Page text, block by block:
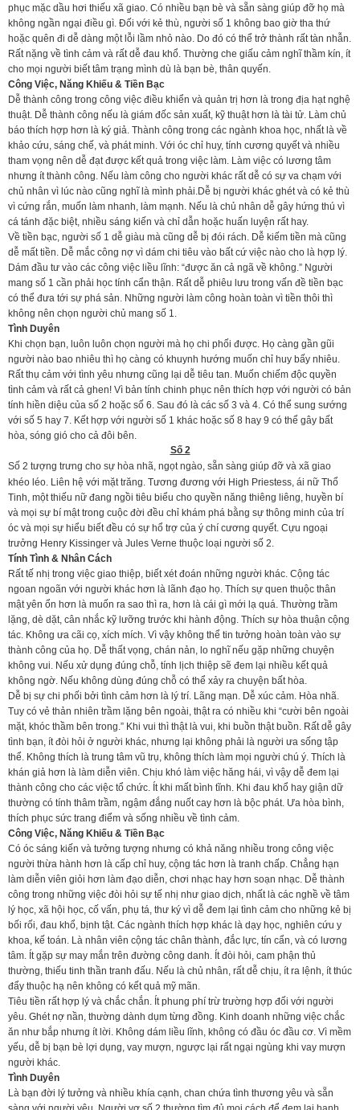
phục mặc dầu hơi thiếu xã giao. Có nhiều bạn bè và sẵn sàng giúp đỡ họ mà
không ngần ngại điều gì. Đối với kẻ thù, người số 1 không bao giờ tha thứ
hoặc quên đi dễ dàng một lỗi lầm nhỏ nào. Do đó có thể trở thành rất tàn nhẫn.
Rất nặng về tình cảm và rất dễ đau khổ. Thường che giấu cảm nghĩ thầm kín, ít
cho mọi người biết tâm trạng mình dù là bạn bè, thân quyến.
Công Việc, Năng Khiếu & Tiền Bạc
Dễ thành công trong công việc điều khiển và quản trị hơn là trong địa hạt nghệ
thuật. Dễ thành công nếu là giám đốc sản xuất, kỹ thuật hơn là tài tử. Làm chủ
báo thích hợp hơn là ký giả. Thành công trong các ngành khoa học, nhất là về
khảo cứu, sáng chế, và phát minh. Với óc chỉ huy, tính cương quyết và nhiều
tham vọng nên dễ đạt được kết quả trong việc làm. Làm việc có lương tâm
nhưng ít thành công. Nếu làm công cho người khác rất dễ có sự va chạm với
chủ nhân vì lúc nào cũng nghĩ là mình phải.Dễ bị người khác ghét và có kẻ thù
vì cứng rắn, muốn làm nhanh, làm mạnh. Nếu là chủ nhân dễ gây hứng thú vì
cá tánh đặc biệt, nhiều sáng kiến và chỉ dẫn hoặc huấn luyện rất hay.
Về tiền bạc, người số 1 dễ giàu mà cũng dễ bị đói rách. Dễ kiếm tiền mà cũng
dễ mất tiền. Dễ mắc công nợ vì dám chi tiêu vào bất cứ việc nào cho là hợp lý.
Dám đầu tư vào các công việc liều lĩnh: “được ăn cả ngã về không.” Người
mang số 1 cần phải học tính cẩn thận. Rất dễ phiêu lưu trong vấn đề tiền bạc
có thể đưa tới sự phá sản. Những người làm công hoàn toàn vì tiền thôi thì
không nên chọn người chủ mang số 1.
Tình Duyên
Khi chọn bạn, luôn luôn chọn người mà họ chi phối được. Họ càng gần gũi
người nào bao nhiêu thì họ càng có khuynh hướng muốn chỉ huy bấy nhiêu.
Rất thụ cảm với tình yêu nhưng cũng lại dễ tiêu tan. Muốn chiếm độc quyền
tình cảm và rất cả ghen! Vì bản tính chinh phục nên thích hợp với người có bản
tính hiền diệu của số 2 hoặc số 6. Sau đó là các số 3 và 4. Có thể sung sướng
với số 5 hay 7. Kết hợp với người số 1 khác hoặc số 8 hay 9 có thể gây bất
hòa, sóng gió cho cả đôi bên.
Số 2
Số 2 tượng trưng cho sự hòa nhã, ngọt ngào, sẵn sàng giúp đỡ và xã giao
khéo léo. Liên hệ với mặt trăng. Tương đương với High Priestess, ái nữ Thổ
Tinh, một thiếu nữ đang ngồi tiêu biểu cho quyền năng thiêng liêng, huyền bí
và mọi sự bí mật trong cuộc đời đều chỉ khám phá bằng sự thông minh của trí
óc và mọi sự hiểu biết đều có sự hổ trợ của ý chí cương quyết. Cựu ngoại
trưởng Henry Kissinger và Jules Verne thuộc loại người số 2.
Tính Tình & Nhân Cách
Rất tế nhị trong việc giao thiệp, biết xét đoán những người khác. Cộng tác
ngoan ngoãn với người khác hơn là lãnh đạo họ. Thích sự quen thuộc thân
mật yên ổn hơn là muốn ra sao thì ra, hơn là cái gì mới lạ quá. Thường trầm
lặng, dè dặt, cân nhắc kỹ lưỡng trước khi hành động. Thích sự hòa thuận cộng
tác. Không ưa cãi cọ, xích mích. Vì vậy không thể tin tưởng hoàn toàn vào sự
thành công của họ. Dễ thất vọng, chán nản, lo nghĩ nếu gặp những chuyện
không vui. Nếu xử dụng đúng chỗ, tính lịch thiệp sẽ đem lại nhiều kết quả
không ngờ. Nếu không dùng đúng chỗ có thể xảy ra chuyện bất hòa.
Dễ bị sự chi phối bởi tình cảm hơn là lý trí. Lãng mạn. Dễ xúc cảm. Hòa nhã.
Tuy có vẻ thản nhiên trầm lặng bên ngoài, thật ra có nhiều khi “cười bên ngoài
mặt, khóc thầm bên trong.” Khi vui thì thật là vui, khi buồn thật buồn. Rất dễ gây
tình bạn, ít đòi hỏi ở người khác, nhưng lại không phải là người ưa sống tập
thể. Không thích là trung tâm vũ trụ, không thích làm mọi người chú ý. Thích là
khán giả hơn là làm diễn viên. Chịu khó làm việc hăng hái, vì vậy dễ đem lại
thành công cho các việc tổ chức. Ít khi mất bình tĩnh. Khi đau khổ hay giận dữ
thường có tính thâm trầm, ngậm đắng nuốt cay hơn là bộc phát. Ưa hòa bình,
thích phục sức trang điểm và sống nhiều về tình cảm.
Công Việc, Năng Khiếu & Tiền Bạc
Có óc sáng kiến và tưởng tượng nhưng có khả năng nhiều trong công việc
người thừa hành hơn là cấp chỉ huy, cộng tác hơn là tranh chấp. Chẳng hạn
làm diễn viên giỏi hơn làm đạo diễn, chơi nhạc hay hơn soạn nhạc. Dễ thành
công trong những việc đòi hỏi sự tế nhị như giao dịch, nhất là các nghề về tâm
lý học, xã hội học, cố vấn, phụ tá, thư ký vì dễ đem lại tình cảm cho những kẻ bị
bối rối, đau khổ, bịnh tật. Các ngành thích hợp khác là dạy học, nghiên cứu y
khoa, kế toán. Là nhân viên cộng tác chân thành, đắc lực, tín cẩn, và có lương
tâm. Ít gặp sự may mắn trên đường công danh. Ít đòi hỏi, cam phận thủ
thường, thiếu tinh thần tranh đấu. Nếu là chủ nhân, rất dễ chịu, ít ra lệnh, ít thúc
đẩy thuộc hạ nên không có kết quả mỹ mãn.
Tiêu tiền rất hợp lý và chắc chắn. Ít phung phí trừ trường hợp đối với người
yêu. Ghét nợ nần, thường dành dụm từng đồng. Kinh doanh những việc chắc
ăn như bắp nhưng ít lời. Không dám liều lĩnh, không có đầu óc đầu cơ. Vì mềm
yếu, dễ bị bạn bè lợi dụng, vay mượn, ngược lại rất ngại ngùng khi vay mượn
người khác.
Tình Duyên
Là bạn đời lý tưởng và nhiều khía cạnh, chan chứa tình thương yêu và sẵn